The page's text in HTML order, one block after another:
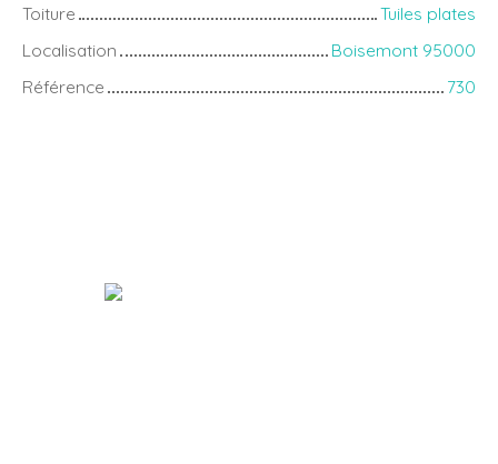
Toiture
Tuiles plates
Localisation
Boisemont 95000
Référence
730